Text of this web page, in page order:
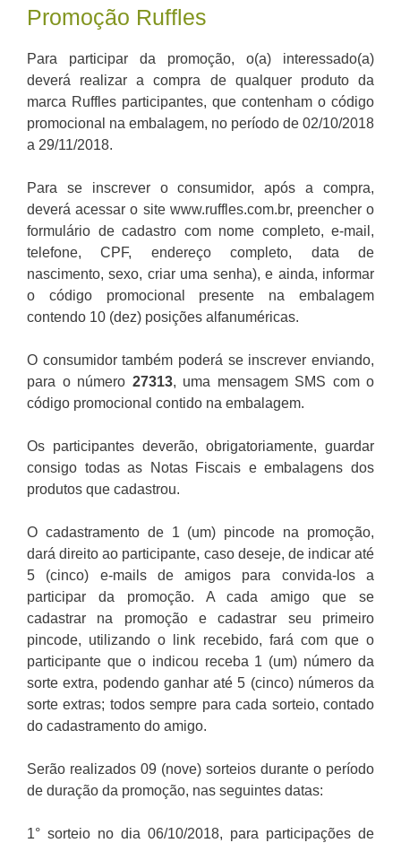
Promoção Ruffles
Para participar da promoção, o(a) interessado(a)
deverá realizar a compra de qualquer produto da
marca Ruffles participantes, que contenham o código
promocional na embalagem, no período de 02/10/2018
a 29/11/2018.
Para se inscrever o consumidor, após a compra,
deverá acessar o site www.ruffles.com.br, preencher o
formulário de cadastro com nome completo, e-mail,
telefone, CPF, endereço completo, data de
nascimento, sexo, criar uma senha), e ainda, informar
o código promocional presente na embalagem
contendo 10 (dez) posições alfanuméricas.
O consumidor também poderá se inscrever enviando,
para o número 27313, uma mensagem SMS com o
código promocional contido na embalagem.
Os participantes deverão, obrigatoriamente, guardar
consigo todas as Notas Fiscais e embalagens dos
produtos que cadastrou.
O cadastramento de 1 (um) pincode na promoção,
dará direito ao participante, caso deseje, de indicar até
5 (cinco) e-mails de amigos para convida-los a
participar da promoção. A cada amigo que se
cadastrar na promoção e cadastrar seu primeiro
pincode, utilizando o link recebido, fará com que o
participante que o indicou receba 1 (um) número da
sorte extra, podendo ganhar até 5 (cinco) números da
sorte extras; todos sempre para cada sorteio, contado
do cadastramento do amigo.
Serão realizados 09 (nove) sorteios durante o período
de duração da promoção, nas seguintes datas:
1° sorteio no dia 06/10/2018, para participações de